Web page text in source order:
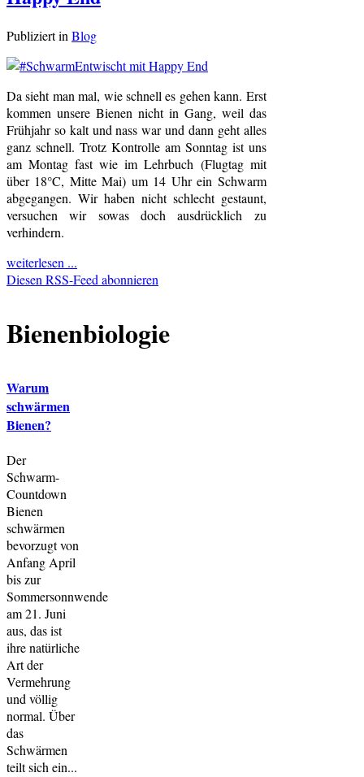
Publiziert in Blog
Da sieht man mal, wie schnell es gehen kann. Erst
kommen unsere Bienen nicht in Gang, weil das
Frühjahr so kalt und nass war und dann geht alles
ganz schnell. Trotz Kontrolle am Sonntag ist uns
am Montag fast wie im Lehrbuch (Flugtag mit
über 18°C, Mitte Mai) um 14 Uhr ein Schwarm
abgegangen. Wir haben nicht schlecht gestaunt,
versuchen wir sowas doch ausdrücklich zu
verhindern.
weiterlesen ...
Diesen RSS-Feed abonnieren
Bienenbiologie
Warum
schwärmen
Bienen?
Der
Schwarm-
Countdown
Bienen
schwärmen
bevorzugt von
Anfang April
bis zur
Sommersonnwende
am 21. Juni
aus, das ist
ihre natürliche
Art der
Vermehrung
und völlig
normal. Über
das
Schwärmen
teilt sich ein...